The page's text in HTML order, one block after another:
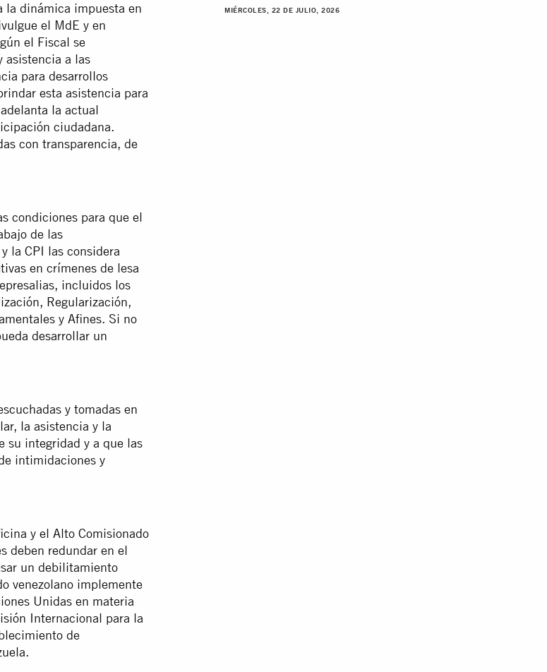
la dinámica impuesta en
el MdE y en
el Fiscal se
asistencia a las
para desarrollos
esta asistencia para
la actual
ciudadana.
con transparencia, de
condiciones para que el
de las
la CPI las considera
en crímenes de lesa
incluidos los
Regularización,
y Afines. Si no
desarrollar un
y tomadas en
la asistencia y la
su integridad y a que las
intimidaciones y
y el Alto Comisionado
deben redundar en el
un debilitamiento
venezolano implemente
Unidas en materia
Internacional para la
de
MIÉRCOLES, 22 DE JULIO, 2026